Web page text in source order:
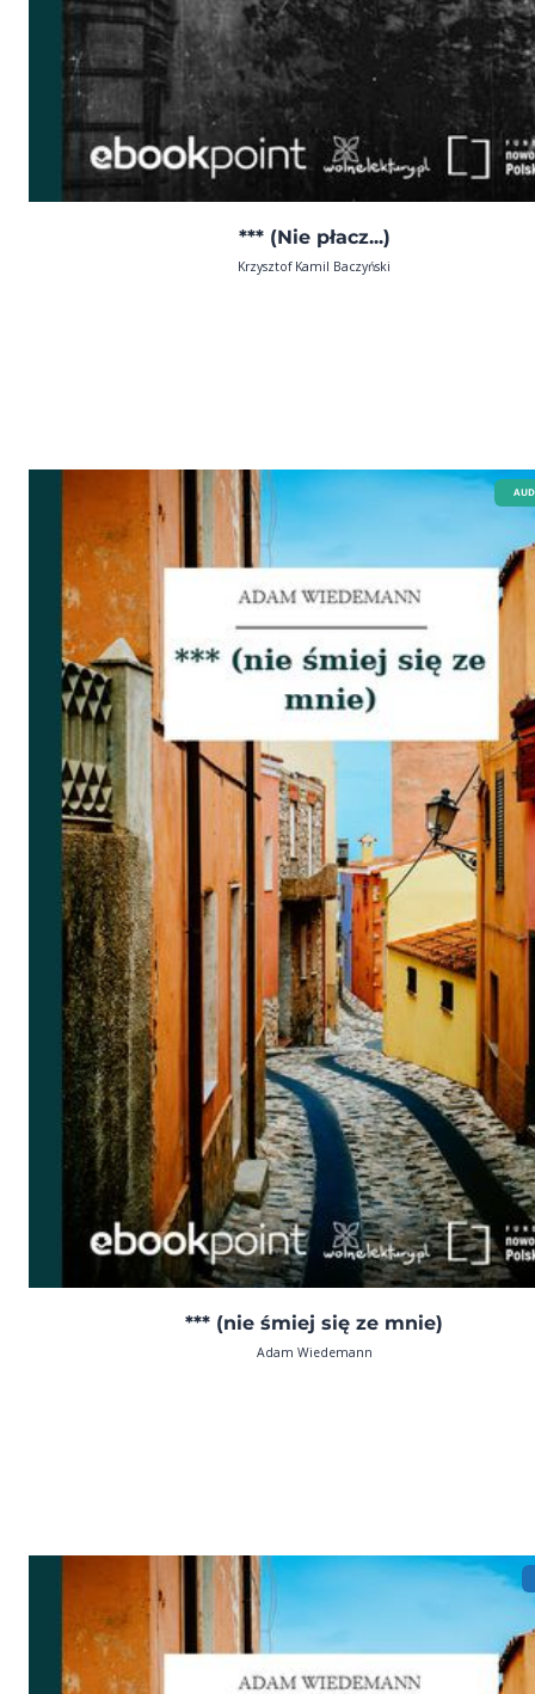
*** (Nie płacz...)
Krzysztof Kamil Baczyński
*** (nie śmiej się ze mnie)
Adam Wiedemann